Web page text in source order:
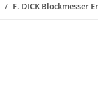
F. DICK Blockmesser